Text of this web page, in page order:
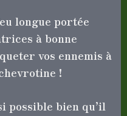
longue portée
à bonne
vos ennemis à
!
possible bien qu’il